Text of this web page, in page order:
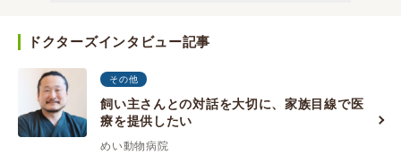
ドクターズインタビュー記事
その他
飼い主さんとの対話を大切に、家族目線で医
療を提供したい
めい動物病院